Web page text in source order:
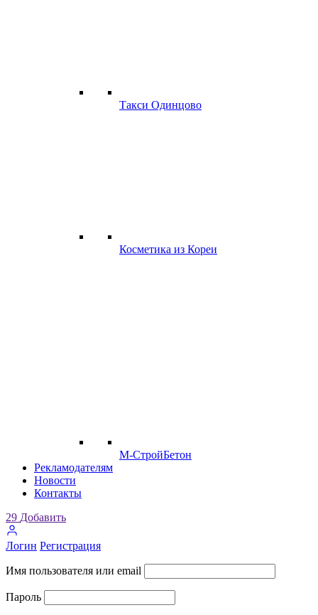
Такси Одинцово
Косметика из Кореи
М-СтройБетон
Рекламодателям
Новости
Контакты
29 Добавить
Логин Регистрация
Имя пользователя или email
Пароль